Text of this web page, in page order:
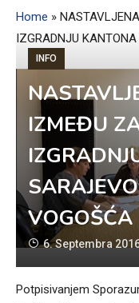
Home »
IZGRADNJU
INFO
IZMEĐU
VOGOŠĆA
6. Septembra
Potpisivanjem